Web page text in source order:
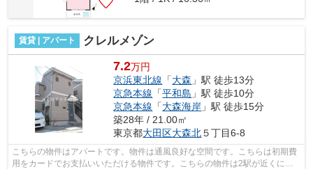
賃貸 | アパート クレルメゾン
7.2万円
京浜東北線 「大森 」駅 徒歩13分
京急本線 「平和島 」駅 徒歩10分
京急本線 「大森海岸 」駅 徒歩15分
築28年 / 21.00㎡
東京都大田区大森北５丁目6-8
こちらの物件はアパートです。物件は通風良好な空間です。こちらは初期費
用をカードでお支払いいただける物件です。こちらの物件は2駅が近くにあ